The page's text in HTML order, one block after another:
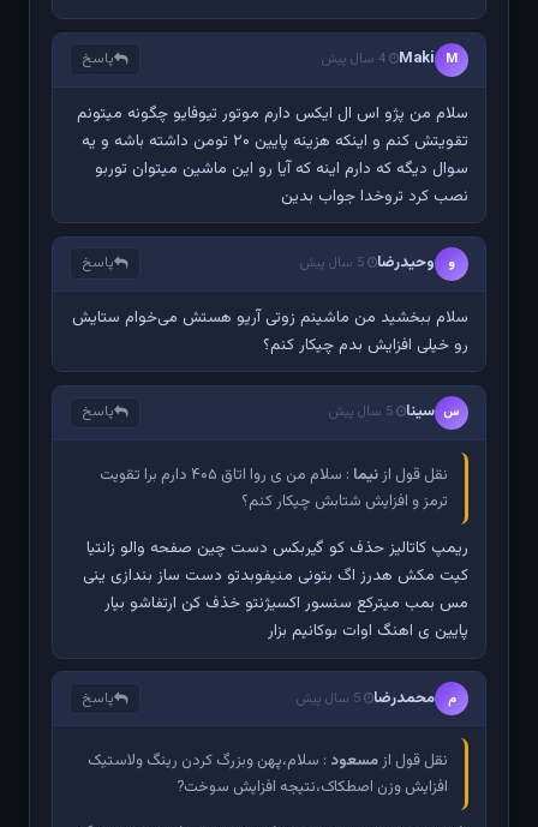
M
Maki 4 سال پیش پاسخ
سلام من پژو اس ال ایکس دارم موتور تیوفایو چگونه میتونم
تقویتش کنم و اینکه هزینه پایین ۲۰ تومن داشته باشه و یه
سوال دیگه که دارم اینه که آیا رو این ماشین میتوان توربو
نصب کرد تروخدا جواب بدین
و وحیدرضا 5 سال پیش پاسخ
سلام ببخشید من ماشینم زوتی آریو هستش می‌خوام ستایش
رو خیلی افزایش بدم چیکار کنم؟
س سینا 5 سال پیش پاسخ
نقل قول ازنیما
: سلام من ی روا اتاق ۴۰۵ دارم برا تقویت
ترمز و افزایش شتابش چیکار کنم؟
ریمپ کاتالیز حذف کو گیربکس دست چین صفحه والو زانتیا
کیت مکش هدرز اگ بتونی منیفوبدتو دست ساز بندازی ینی
مس بمب میترکع سنسور اکسیژنتو خذف کن ارتفاشو بیار
پایین ی اهنگ اوات بوکانیم بزار
م محمدرضا 5 سال پیش پاسخ
نقل قول ازمسعود : سلام،پهن وبزرگ کردن رینگ ولاستیک
افزایش وزن اصطکاک،نتیجه افزایش سوخت?